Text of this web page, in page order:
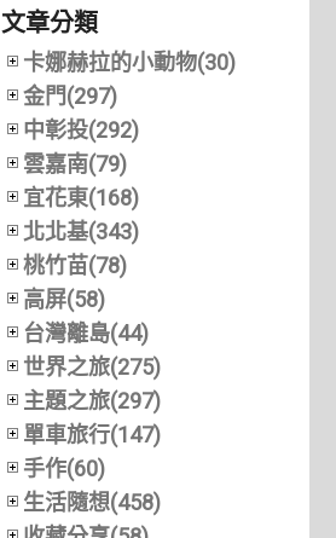
文章分類
卡娜赫拉的小動物(30)
金門(297)
中彰投(292)
雲嘉南(79)
宜花東(168)
北北基(343)
桃竹苗(78)
高屏(58)
台灣離島(44)
世界之旅(275)
主題之旅(297)
單車旅行(147)
手作(60)
生活隨想(458)